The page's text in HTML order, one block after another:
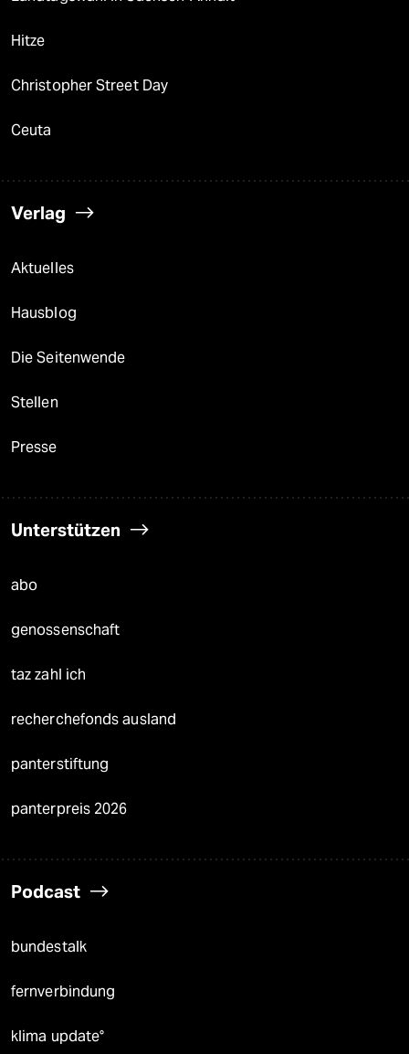
Hitze
Christopher Street Day
Ceuta
Verlag
Aktuelles
Hausblog
Die Seitenwende
Stellen
Presse
Unterstützen
abo
genossenschaft
taz zahl ich
recherchefonds ausland
panterstiftung
panterpreis 2026
Podcast
bundestalk
fernverbindung
klima update°